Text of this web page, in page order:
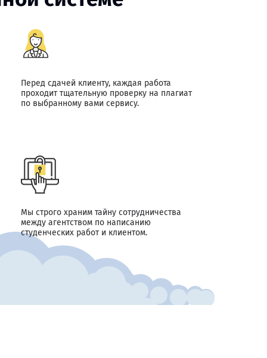
Перед сдачей клиенту, каждая работа
проходит тщательную проверку на плагиат
по выбранному вами сервису.
Мы строго храним тайну сотрудничества
между агентством по написанию
студенческих работ и клиентом.